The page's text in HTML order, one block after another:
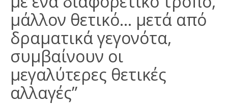
μάλλον θετικό… μετά από
δραματικά γεγονότα,
συμβαίνουν οι
μεγαλύτερες θετικές
αλλαγές”